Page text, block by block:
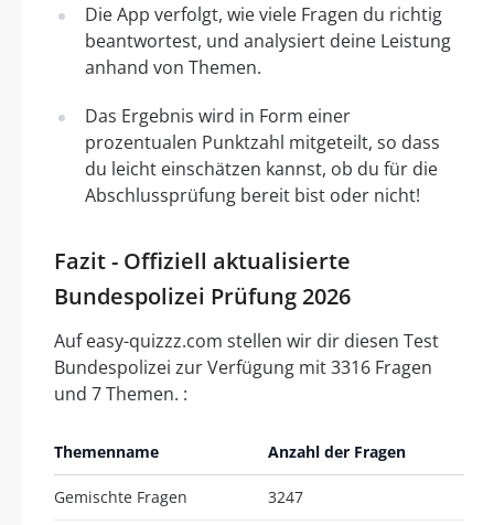
Die App verfolgt, wie viele Fragen du richtig
beantwortest, und analysiert deine Leistung
anhand von Themen.
Das Ergebnis wird in Form einer
prozentualen Punktzahl mitgeteilt, so dass
du leicht einschätzen kannst, ob du für die
Abschlussprüfung bereit bist oder nicht!
Fazit - Offiziell aktualisierte
Bundespolizei Prüfung 2026
Auf easy-quizzz.com stellen wir dir diesen Test
Bundespolizei zur Verfügung mit 3316 Fragen
und 7 Themen. :
Themenname Anzahl der Fragen
Gemischte Fragen 3247